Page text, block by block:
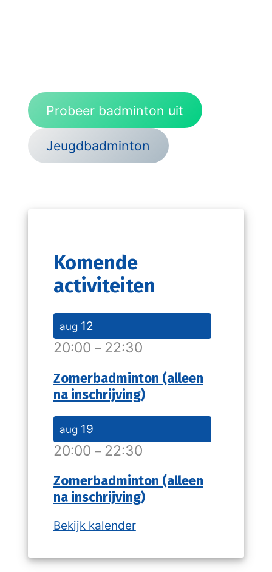
Probeer badminton uit
Jeugdbadminton
Komende
activiteiten
aug 12
20:00 – 22:30
Zomerbadminton (alleen
na inschrijving)
aug 19
20:00 – 22:30
Zomerbadminton (alleen
na inschrijving)
Bekijk kalender